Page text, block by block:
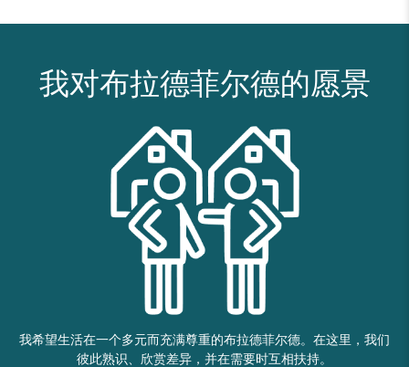
我对布拉德菲尔德的愿景
我希望生活在一个多元而充满尊重的布拉德菲尔德。在这里，我们
彼此熟识、欣赏差异，并在需要时互相扶持。